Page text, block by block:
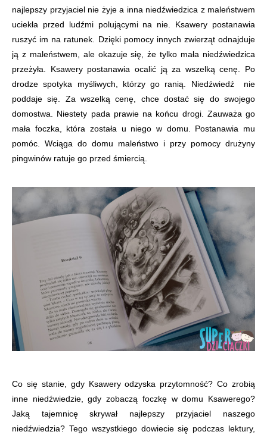
najlepszy przyjaciel nie żyje a inna niedźwiedzica z maleństwem
uciekła przed ludźmi polującymi na nie. Ksawery postanawia
ruszyć im na ratunek. Dzięki pomocy innych zwierząt odnajduje
ją z maleństwem, ale okazuje się, że tylko mała niedźwiedzica
przeżyła. Ksawery postanawia ocalić ją za wszelką cenę. Po
drodze spotyka myśliwych, którzy go ranią. Niedźwiedź nie
poddaje się. Za wszelką cenę, chce dostać się do swojego
domostwa. Niestety pada prawie na końcu drogi. Zauważa go
mała foczka, która została u niego w domu. Postanawia mu
pomóc. Wciąga do domu maleństwo i przy pomocy drużyny
pingwinów ratuje go przed śmiercią.
Co się stanie, gdy Ksawery odzyska przytomność? Co zrobią
inne niedźwiedzie, gdy zobaczą foczkę w domu Ksawerego?
Jaką tajemnicę skrywał najlepszy przyjaciel naszego
niedźwiedzia? Tego wszystkiego dowiecie się podczas lektury,